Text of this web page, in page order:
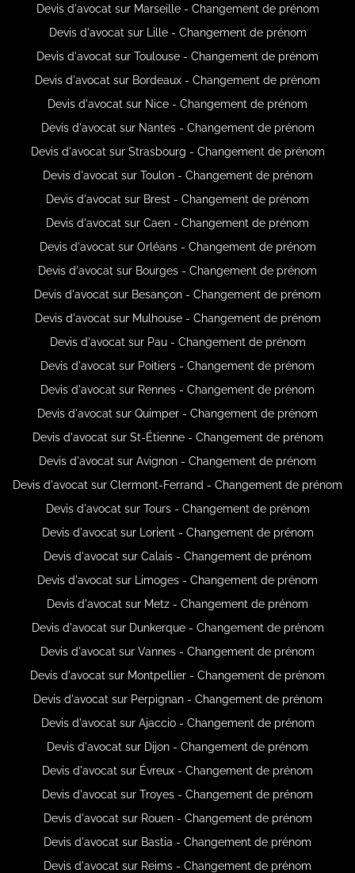
Devis d'avocat sur Marseille - Changement de prénom
Devis d'avocat sur Lille - Changement de prénom
Devis d'avocat sur Toulouse - Changement de prénom
Devis d'avocat sur Bordeaux - Changement de prénom
Devis d'avocat sur Nice - Changement de prénom
Devis d'avocat sur Nantes - Changement de prénom
Devis d'avocat sur Strasbourg - Changement de prénom
Devis d'avocat sur Toulon - Changement de prénom
Devis d'avocat sur Brest - Changement de prénom
Devis d'avocat sur Caen - Changement de prénom
Devis d'avocat sur Orléans - Changement de prénom
Devis d'avocat sur Bourges - Changement de prénom
Devis d'avocat sur Besançon - Changement de prénom
Devis d'avocat sur Mulhouse - Changement de prénom
Devis d'avocat sur Pau - Changement de prénom
Devis d'avocat sur Poitiers - Changement de prénom
Devis d'avocat sur Rennes - Changement de prénom
Devis d'avocat sur Quimper - Changement de prénom
Devis d'avocat sur St-Étienne - Changement de prénom
Devis d'avocat sur Avignon - Changement de prénom
Devis d'avocat sur Clermont-Ferrand - Changement de prénom
Devis d'avocat sur Tours - Changement de prénom
Devis d'avocat sur Lorient - Changement de prénom
Devis d'avocat sur Calais - Changement de prénom
Devis d'avocat sur Limoges - Changement de prénom
Devis d'avocat sur Metz - Changement de prénom
Devis d'avocat sur Dunkerque - Changement de prénom
Devis d'avocat sur Vannes - Changement de prénom
Devis d'avocat sur Montpellier - Changement de prénom
Devis d'avocat sur Perpignan - Changement de prénom
Devis d'avocat sur Ajaccio - Changement de prénom
Devis d'avocat sur Dijon - Changement de prénom
Devis d'avocat sur Évreux - Changement de prénom
Devis d'avocat sur Troyes - Changement de prénom
Devis d'avocat sur Rouen - Changement de prénom
Devis d'avocat sur Bastia - Changement de prénom
Devis d'avocat sur Reims - Changement de prénom